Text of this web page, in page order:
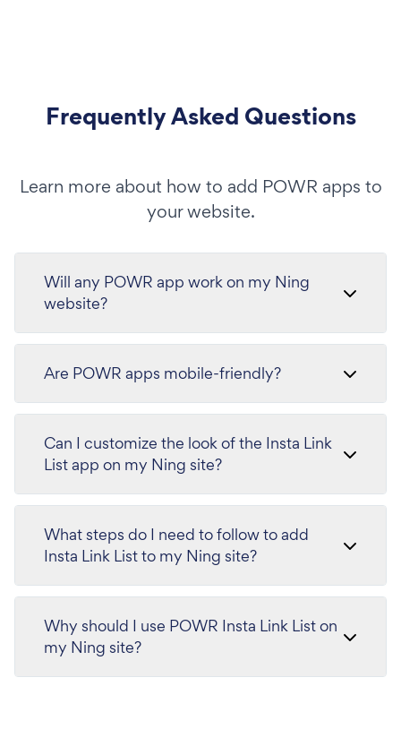
Frequently Asked Questions
Learn more about how to add POWR apps to
your website.
Will any POWR app work on my Ning
website?
Are POWR apps mobile-friendly?
Can I customize the look of the Insta Link
List app on my Ning site?
What steps do I need to follow to add
Insta Link List to my Ning site?
Why should I use POWR Insta Link List on
my Ning site?